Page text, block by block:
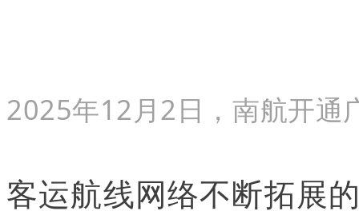
2025年12月2日，南航开通
客运航线网络不断拓展